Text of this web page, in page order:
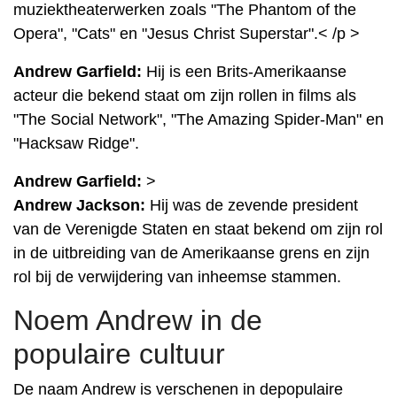
muziektheaterwerken zoals "The Phantom of the
Opera", "Cats" en "Jesus Christ Superstar".< /p >
Andrew Garfield: Hij is een Brits-Amerikaanse
acteur die bekend staat om zijn rollen in films als
"The Social Network", "The Amazing Spider-Man" en
"Hacksaw Ridge".
Andrew Garfield: >
Andrew Jackson: Hij was de zevende president
van de Verenigde Staten en staat bekend om zijn rol
in de uitbreiding van de Amerikaanse grens en zijn
rol bij de verwijdering van inheemse stammen.
Noem Andrew in de
populaire cultuur
De naam Andrew is verschenen in depopulaire